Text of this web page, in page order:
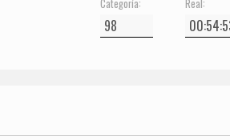
Categoría: Real: